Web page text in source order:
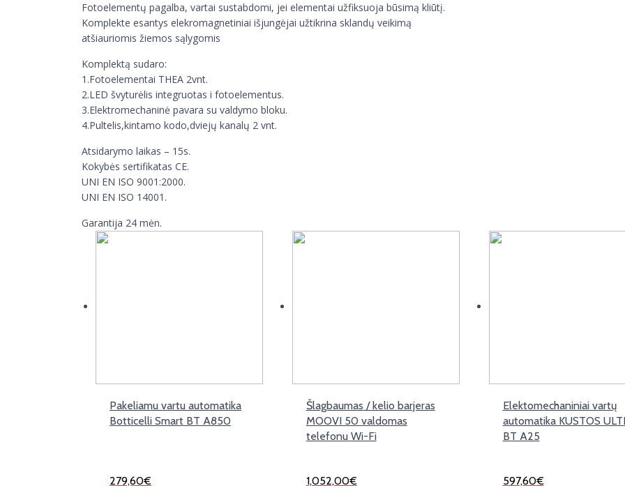
Fotoelementų pagalba, vartai sustabdomi, jei elementai užfiksuoja būsimą kliūtį.
Komplekte esantys elekromagnetiniai išjungėjai užtikrina sklandų veikimą
atšiauriomis žiemos sąlygomis
Komplektą sudaro:
1.Fotoelementai THEA 2vnt.
2.LED švyturėlis integruotas i fotoelementus.
3.Elektromechaninė pavara su valdymo bloku.
4.Pultelis,kintamo kodo,dviejų kanalų 2 vnt.
Atsidarymo laikas – 15s.
Kokybės sertifikatas CE.
UNI EN ISO 9001:2000.
UNI EN ISO 14001.
Garantija 24 mėn.
Pakeliamu vartu automatika
Botticelli Smart BT A850
279,60€
Šlagbaumas / kelio barjeras
MOOVI 50 valdomas
telefonu Wi-Fi
1,052,00€
Elektomechaniniai vartų
automatika KUSTOS
BT A25
597,60€